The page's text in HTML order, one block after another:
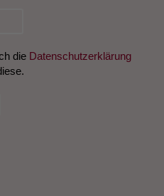
die Datenschutzerklärung